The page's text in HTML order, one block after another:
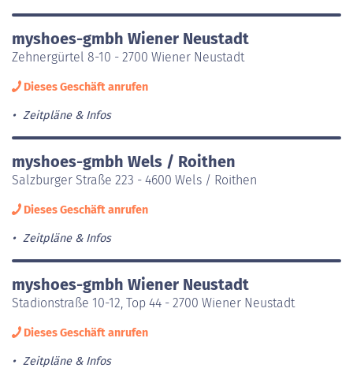
myshoes-gmbh Wiener Neustadt
Zehnergürtel 8-10 - 2700 Wiener Neustadt
Dieses Geschäft anrufen
Zeitpläne & Infos
myshoes-gmbh Wels / Roithen
Salzburger Straße 223 - 4600 Wels / Roithen
Dieses Geschäft anrufen
Zeitpläne & Infos
myshoes-gmbh Wiener Neustadt
Stadionstraße 10-12, Top 44 - 2700 Wiener Neustadt
Dieses Geschäft anrufen
Zeitpläne & Infos